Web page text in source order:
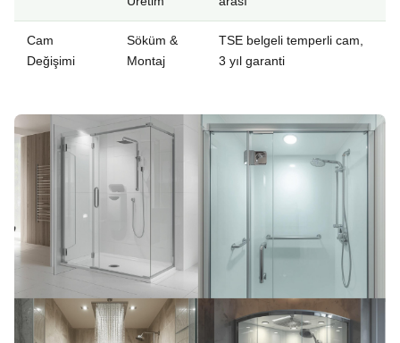
Cam
Değişimi
Söküm &
Montaj
TSE belgeli temperli cam,
3 yıl garanti